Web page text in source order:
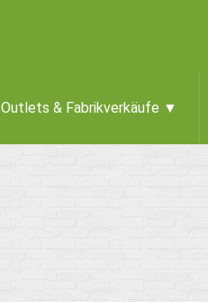
Outlets & Fabrikverkäufe ▼